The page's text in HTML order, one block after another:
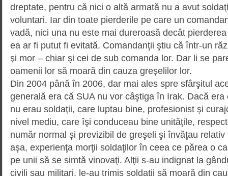
dreptate, pentru că nici o altă armată nu a avut
voluntari. Iar din toate pierderile pe care un
vadă, nici una nu este mai dureroasă decât
ea ar fi putut fi evitată. Comandanţii ştiu că într-un
şi mor – chiar şi cei de sub comanda lor. Dar li se
oamenii lor să moară din cauza greşelilor lor.
Din 2004 până în 2006, dar mai ales spre sfârşitul
generală era că SUA nu vor câştiga în Irak. Dacă
nu erau soldaţii, care luptau bine, profesionist şi
nivel mediu, care îşi conduceau bine unităţile,
număr normal şi previzibil de greşeli şi învăţau
aşa, experienţa morţii soldaţilor în ceea ce părea o
pe unii să se simtă vinovaţi. Alţii s-au indignat la
civili sau militari, le-au trimis soldaţii să moară din